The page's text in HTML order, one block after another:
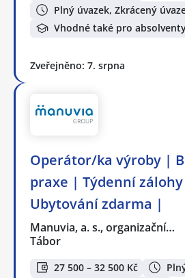
Plný úvazek, Zkrácený
Vhodné také pro
Zveřejněno: 7. srpna
Operátor/ka výroby |
praxe | Týdenní
Ubytování zdarma |
Manuvia, a. s., organizační…
Tábor
27 500 – 32 500 Kč